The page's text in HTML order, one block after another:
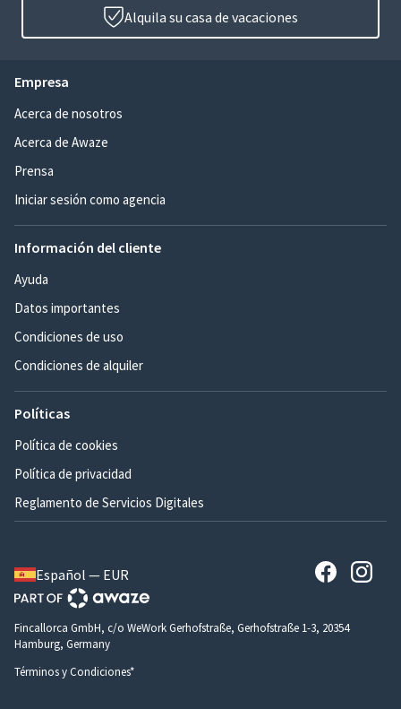
Alquila su casa de vacaciones
Empresa
Acerca de nosotros
Acerca de Awaze
Prensa
Iniciar sesión como agencia
Información del cliente
Ayuda
Datos importantes
Condiciones de uso
Condiciones de alquiler
Políticas
Política de cookies
Política de privacidad
Reglamento de Servicios Digitales
Español — EUR
Fincallorca GmbH, c/o WeWork Gerhofstraße, Gerhofstraße 1-3, 20354
Hamburg, Germany
Términos y Condiciones*